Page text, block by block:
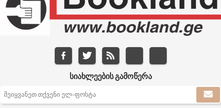
ᲡᲘᲐᲮᲚᲔᲔᲑᲘᲡ ᲒᲐᲛᲝᲬᲔᲠᲐ